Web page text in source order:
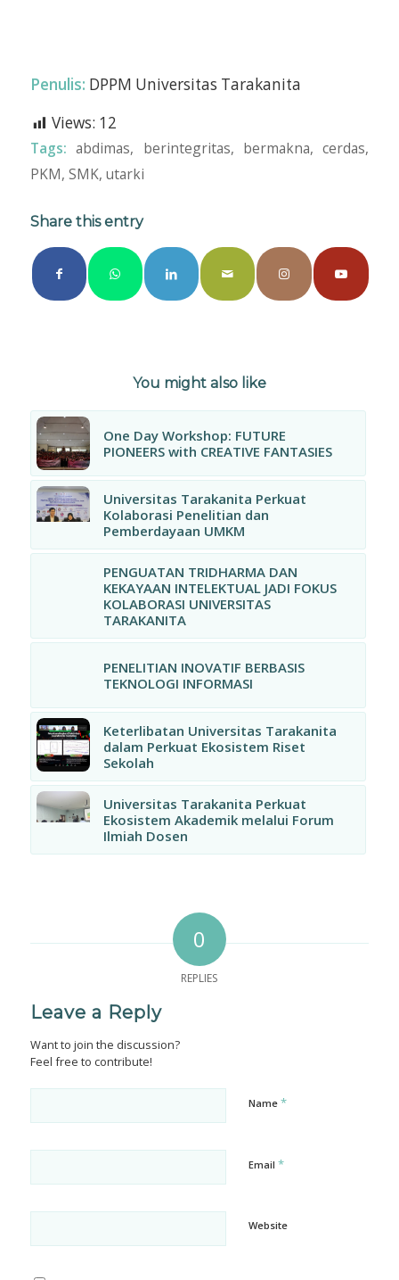
Penulis: DPPM Universitas Tarakanita
Views: 12
Tags: abdimas, berintegritas, bermakna,cerdas,
PKM, SMK, utarki
Share this entry
You might also like
One Day Workshop: FUTURE
PIONEERS with CREATIVE FANTASIES
Universitas Tarakanita Perkuat
Kolaborasi Penelitian dan
Pemberdayaan UMKM
PENGUATAN TRIDHARMA DAN
KEKAYAAN INTELEKTUAL JADI FOKUS
KOLABORASI UNIVERSITAS
TARAKANITA
PENELITIAN INOVATIF BERBASIS
TEKNOLOGI INFORMASI
Keterlibatan Universitas Tarakanita
dalam Perkuat Ekosistem Riset
Sekolah
Universitas Tarakanita Perkuat
Ekosistem Akademik melalui Forum
Ilmiah Dosen
0
REPLIES
Leave a Reply
Want to join the discussion?
Feel free to contribute!
Name *
Email *
Website